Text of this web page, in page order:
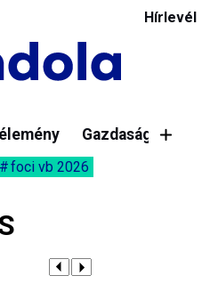
Hírlevél
Gazdaság
foci vb 2026